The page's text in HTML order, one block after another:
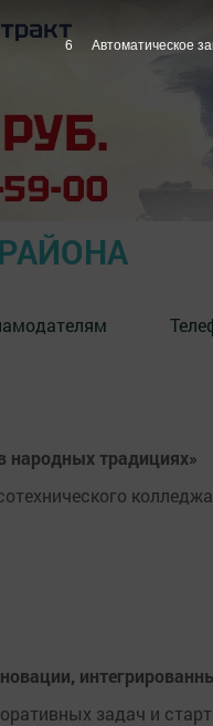
народных традициях»
задач и
5 Автоматическое